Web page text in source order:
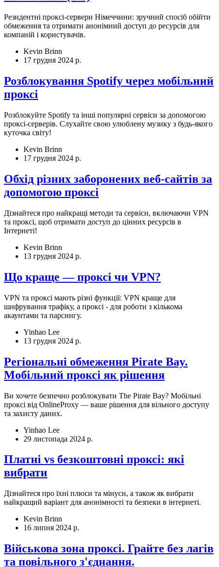
Резидентні проксі-сервери Німеччини: зручний спосіб обійти
обмеження та отримати анонімний доступ до ресурсів для
компаній і користувачів.
Kevin Brinn
17 грудня 2024 р.
Розблокування Spotify через мобільний
проксі
Розблокуйте Spotify та інші популярні сервіси за допомогою
проксі-серверів. Слухайте свою улюблену музику з будь-якого
куточка світу!
Kevin Brinn
17 грудня 2024 р.
Обхід різних заборонених веб-сайтів за
допомогою проксі
Дізнайтеся про найкращі методи та сервіси, включаючи VPN
та проксі, щоб отримати доступ до цінних ресурсів в
Інтернеті!
Kevin Brinn
13 грудня 2024 р.
Що краще — проксі чи VPN?
VPN та проксі мають різні функції: VPN краще для
шифрування трафіку, а проксі - для роботи з кількома
акаунтами та парсингу.
Yinhao Lee
13 грудня 2024 р.
Регіональні обмеження Pirate Bay.
Мобільний проксі як рішення
Ви хочете безпечно розблокувати The Pirate Bay? Мобільні
проксі від OnlineProxy — ваше рішення для вільного доступу
та захисту даних.
Yinhao Lee
29 листопада 2024 р.
Платні vs безкоштовні проксі: які
вибрати
Дізнайтеся про їхні плюси та мінуси, а також як вибрати
найкращий варіант для анонімності та безпеки в інтернеті.
Kevin Brinn
16 липня 2024 р.
Військова зона проксі. Грайте без лагів
та повільного з'єднання.